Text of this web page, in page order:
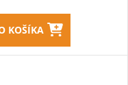
KOŠÍKA